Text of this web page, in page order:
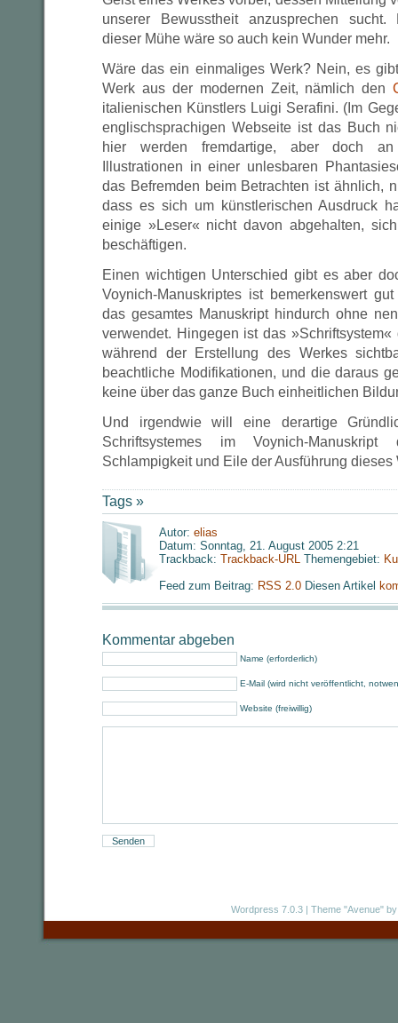
unserer Bewusstheit anzusprechen
dieser Mühe wäre so auch kein Wunder mehr.
Wäre das ein einmaliges Werk? Nein, es
Werk aus der modernen Zeit, nämlich den
italienischen Künstlers Luigi Serafini. (Im
englischsprachigen Webseite ist das Buch
hier werden fremdartige, aber doch an
Illustrationen in einer unlesbaren
das Befremden beim Betrachten ist ähnlich,
dass es sich um künstlerischen Ausdruck
einige »Leser« nicht davon abgehalten,
beschäftigen.
Einen wichtigen Unterschied gibt es aber
Voynich-Manuskriptes ist bemerkenswert
das gesamtes Manuskript hindurch ohne
verwendet. Hingegen ist das
während der Erstellung des Werkes
beachtliche Modifikationen, und die daraus
keine über das ganze Buch einheitlichen
Und irgendwie will eine derartige
Schriftsystemes im Voynich-
Schlampigkeit und Eile der Ausführung dieses
Tags »
Autor: elias
Datum: Sonntag, 21. August 2005 2:21
Trackback: Trackback-URL Themengebiet:
Feed zum Beitrag: RSS 2.0 Diesen Artikel
Kommentar abgeben
Name (erforderlich)
E-Mail (wird nicht veröffentlicht,
Website (freiwillig)
Wordpress 7.0.3 | Theme "Avenue"